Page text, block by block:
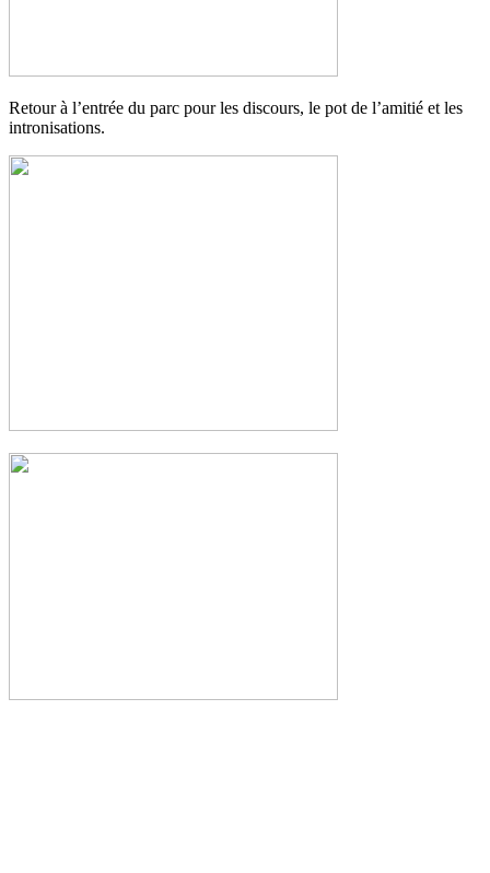
Retour à l’entrée du parc pour les discours, le pot de l’amitié et les
intronisations.